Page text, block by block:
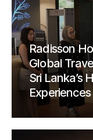
Radisson
Global
Sri Lanka’s
Experiences